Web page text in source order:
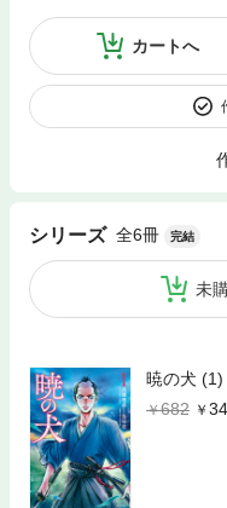
カートへ
シリーズ 全6冊 完結
未
暁の犬 (1)
682